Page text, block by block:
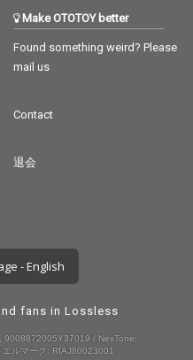
Make OTOTOY better
Found something weird? Please
mail us
Contact
退会
- English
fans in Lossless
/ NexTone:
ルマーク: RIAJ80023001